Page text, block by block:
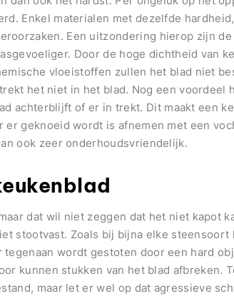
Enkel materialen met dezelfde
Een uitzondering hierop zijn
Door de hoge dichtheid van
vloeistoffen zullen het blad niet
het niet in het blad. Nog een voordeel
achterblijft of er in trekt. Dit maakt een
geknoeid wordt is afnemen met een
ook zeer onderhoudsvriendelijk.
dat wil niet zeggen dat het niet kapot
stootvast. Zoals bij bijna elke steensoort
wordt gestoten door een hard
kunnen stukken van het blad afbreken.
maar let er wel op dat agressieve